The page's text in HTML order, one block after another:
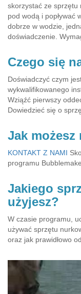
skorzystać ze sprzętu
pod wodą i popływać
dobrze w wodzie,
doświadczenie.
Czego się
Doświadczyć czym
wykwalifikowanego
Wziąźć pierwszy
Dowiedzieć się o
Jak możesz
KONTAKT Z NAMI
programu
Jakiego
użyjesz?
W czasie programu,
używać sprzętu
oraz jak prawidłowo